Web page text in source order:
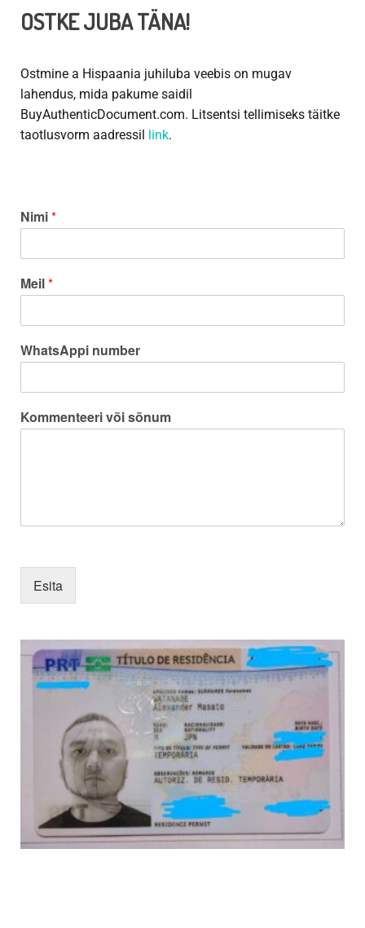
OSTKE JUBA TÄNA!
Ostmine a Hispaania juhiluba veebis on mugav
lahendus, mida pakume saidil
BuyAuthenticDocument.com. Litsentsi tellimiseks täitke
taotlusvorm aadressil link.
Nimi*
Meil*
WhatsAppi number
Kommenteeri või sõnum
Esita